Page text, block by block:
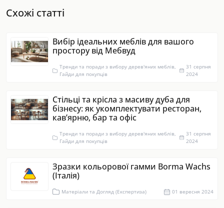
Схожі статті
Вибір ідеальних меблів для вашого
простору від Мебвуд
Тренди та поради з вибору дерев'яних меблів,
Гайди для покупців
31 серпня
2024
Стільці та крісла з масиву дуба для
бізнесу: як укомплектувати ресторан,
кав’ярню, бар та офіс
Тренди та поради з вибору дерев'яних меблів,
Гайди для покупців
31 серпня
2024
Зразки кольорової гамми Borma Wachs
(Італія)
Матеріали та Догляд (Експертиза) 01 вересня 2024